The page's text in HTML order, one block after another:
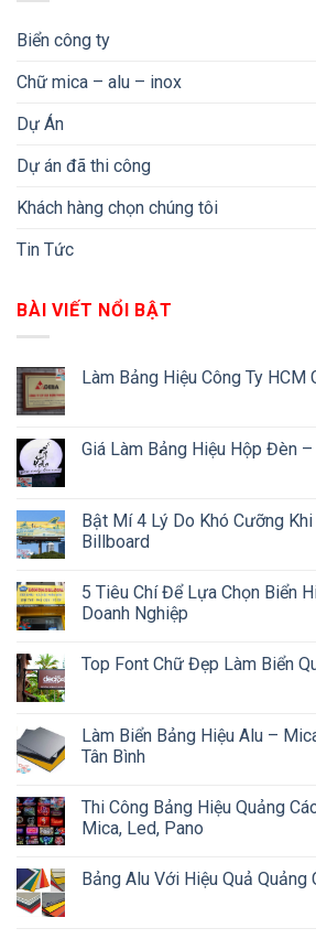
Biển công ty
Chữ mica – alu – inox
Dự Án
Dự án đã thi công
Khách hàng chọn chúng tôi
Tin Tức
BÀI VIẾT NỔI BẬT
Làm Bảng Hiệu Công Ty HCM
Giá Làm Bảng Hiệu Hộp Đèn
Bật Mí 4 Lý Do Khó Cưỡng
Billboard
5 Tiêu Chí Để Lựa Chọn Biển
Doanh Nghiệp
Top Font Chữ Đẹp Làm Biển
Làm Biển Bảng Hiệu Alu –
Tân Bình
Thi Công Bảng Hiệu Quảng
Mica, Led, Pano
Bảng Alu Với Hiệu Quả